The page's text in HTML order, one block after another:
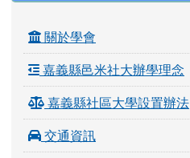
關於學會
嘉義縣邑米社大辦學理念
嘉義縣社區大學設置辦法
交通資訊